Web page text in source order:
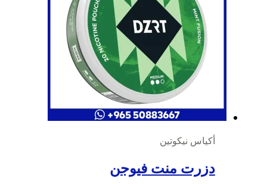
أكياس نيكوتين
دزرت منت فيوجن